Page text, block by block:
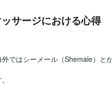
サージにおける心得
ではシーメール（Shemale）と